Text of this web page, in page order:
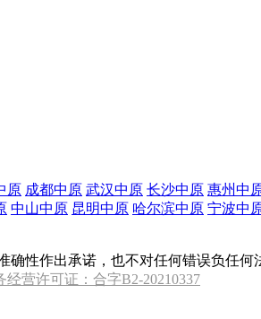
原 成都中原 武汉中原 长沙中原 惠州中
中山中原 昆明中原 哈尔滨中原 宁波中
性作出承诺，也不对任何错误负任
经营许可证：合字B2-20210337